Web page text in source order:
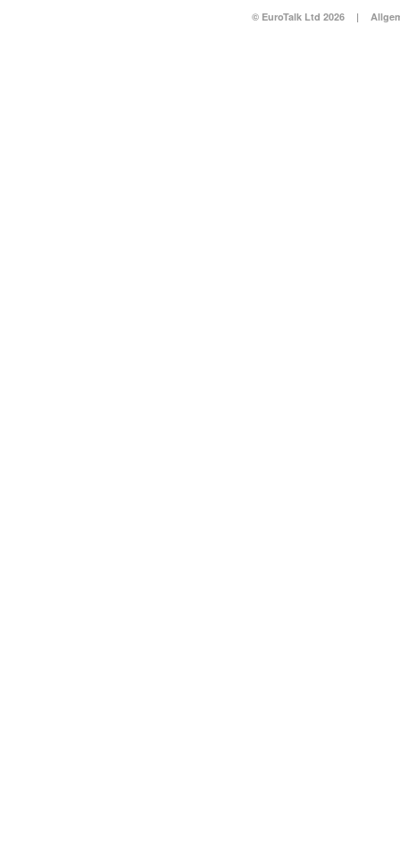
© EuroTalk Ltd 2026 |